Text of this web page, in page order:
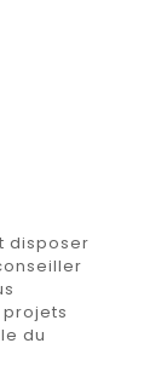
disposer
du